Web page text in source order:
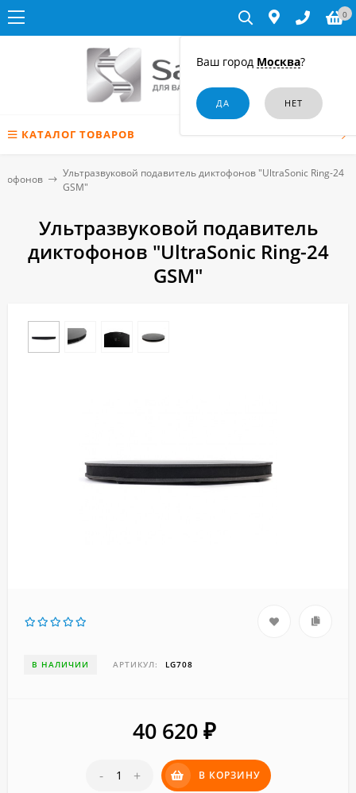
Ваш город Москва?
0
КАТАЛОГ ТОВАРОВ
Ультразвуковой подавитель диктофонов "UltraSonic Ring-24
GSM"
Ультразвуковой подавитель
диктофонов "UltraSonic Ring-24
GSM"
В НАЛИЧИИ АРТИКУЛ: LG708
40 620 ₽
- + В КОРЗИНУ